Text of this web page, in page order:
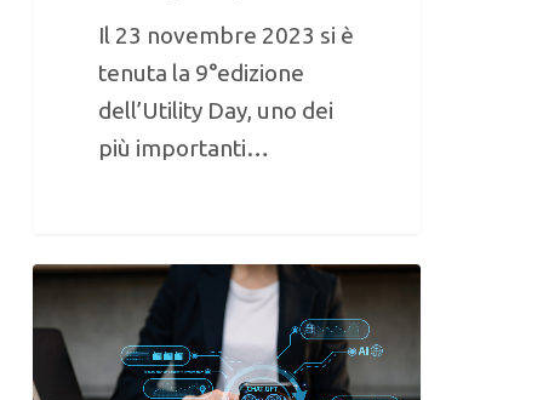
Il 23 novembre 2023 si è
tenuta la 9°edizione
dell’Utility Day, uno dei
più importanti…